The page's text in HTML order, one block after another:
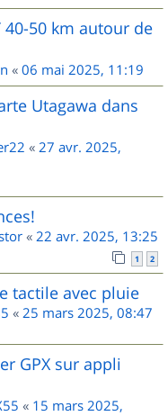
40-50 km autour de
« 06 mai 2025, 11:19
Utagawa dans
« 27 avr. 2025,
« 22 avr. 2025, 13:25
1 2
tactile avec pluie
« 25 mars 2025, 08:47
GPX sur appli
« 15 mars 2025,